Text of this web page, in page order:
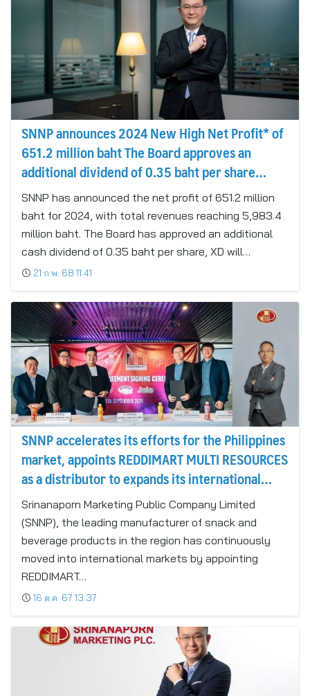
SNNP announces 2024 New High Net Profit* of
651.2 million baht The Board approves an
additional dividend of 0.35 baht per share
Increasing Treasury Stock budget to 750 Million
Baht
SNNP has announced the net profit of 651.2 million
baht for 2024, with total revenues reaching 5,983.4
million baht. The Board has approved an additional
cash dividend of 0.35 baht per share, XD will…
21 ก.พ. 68 11:41
SNNP accelerates its efforts for the Philippines
market, appoints REDDIMART MULTI RESOURCES
as a distributor to expands its international
customer base to boost sales
Srinanaporn Marketing Public Company Limited
(SNNP), the leading manufacturer of snack and
beverage products in the region has continuously
moved into international markets by appointing
REDDIMART…
16 ต.ค. 67 13:37